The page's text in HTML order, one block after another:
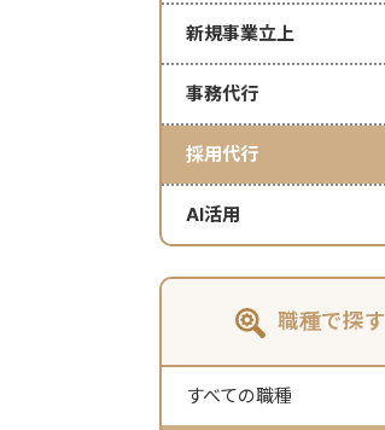
新規事業立上
事務代行
採用代行
AI活用
職種で探す
すべての職種